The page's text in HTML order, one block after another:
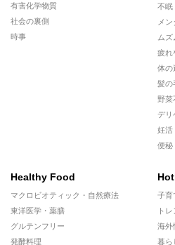
有害化学物質
社会の裏側
時事
不眠
メ
ム
疲れ
体の
髪の
野菜
デリ
妊活
便秘
Healthy Food
マクロビオティック・自然療法
東洋医学・薬膳
グルテンフリー
発酵料理
子育
ト
海外
暮ら